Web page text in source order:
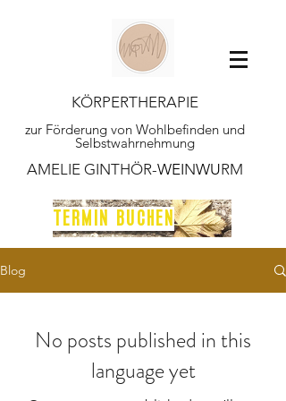
KÖRPERTHERAPIE
zur Förderung von Wohlbefinden und
Selbstwahrnehmung
AMELIE GINTHÖR-WEINWURM
TERMIN BUCHEN
Blog
No posts published in this
language yet